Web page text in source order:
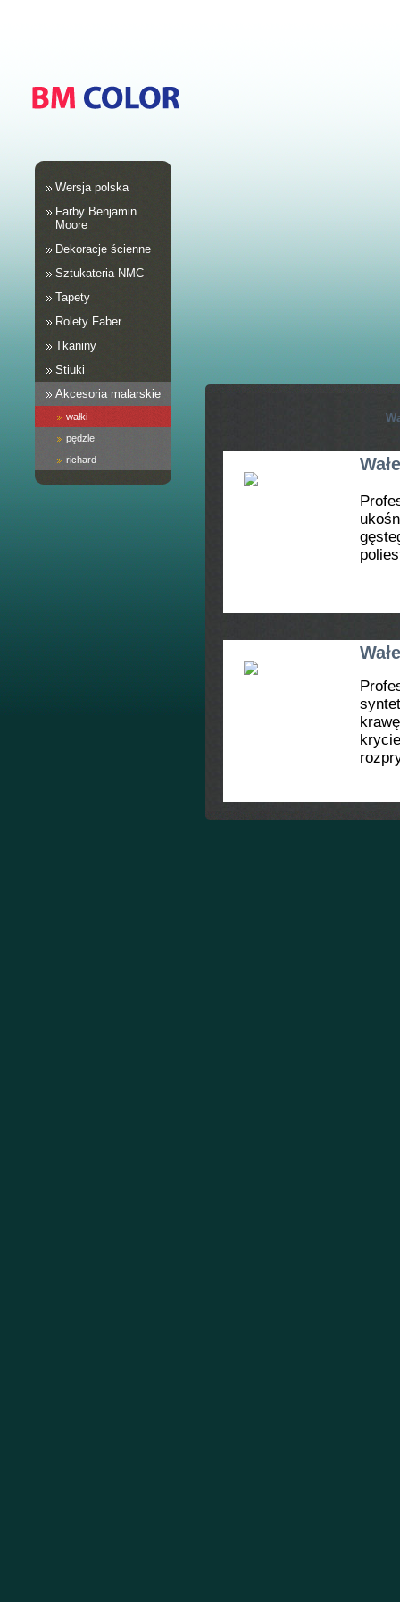
Wersja polska
Farby Benjamin
Moore
Dekoracje ścienne
Sztukateria NMC
Tapety
Rolety Faber
Tkaniny
Stiuki
Akcesoria malarskie
wałki
pędzle
richard